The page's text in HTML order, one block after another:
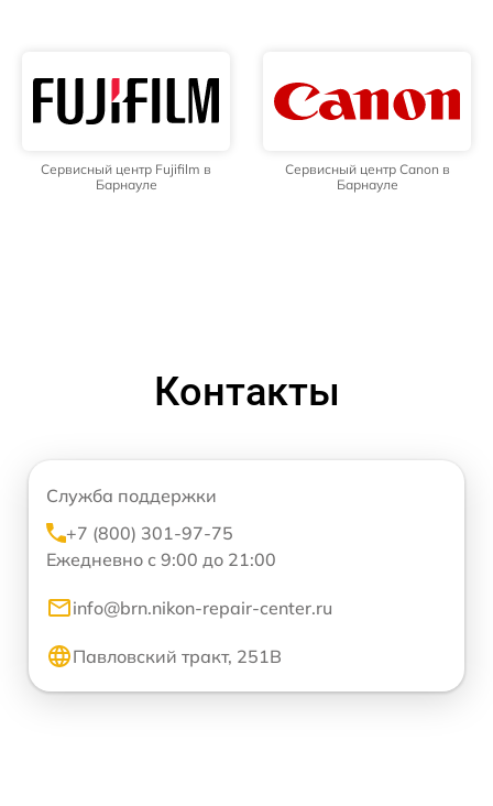
Сервисный центр Fujifilm в
Барнауле
Сервисный центр Canon в
Барнауле
Контакты
Служба поддержки
+7 (800) 301-97-75
Ежедневно с 9:00 до 21:00
info@brn.nikon-repair-center.ru
Павловский тракт, 251В